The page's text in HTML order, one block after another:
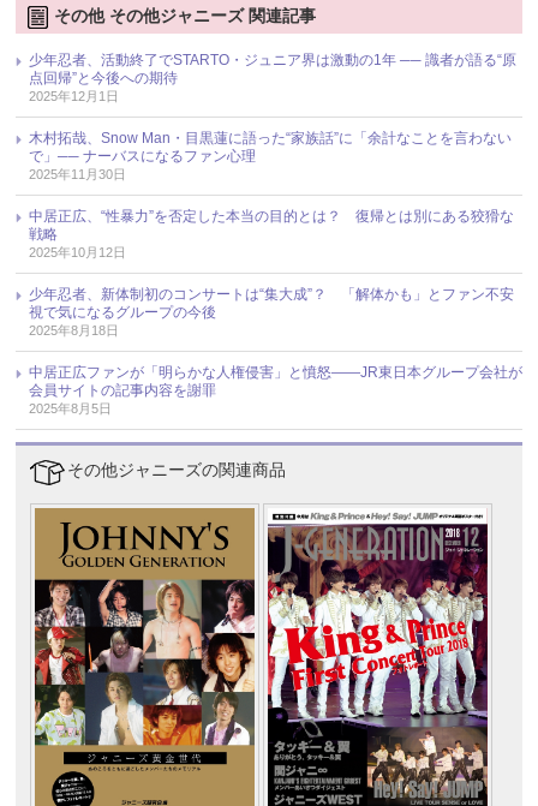
その他 その他ジャニーズ 関連記事
少年忍者、活動終了でSTARTO・ジュニア界は激動の1年 ── 識者が語る“原
点回帰”と今後への期待
2025年12月1日
木村拓哉、Snow Man・目黒蓮に語った“家族話”に「余計なことを言わない
で」── ナーバスになるファン心理
2025年11月30日
中居正広、“性暴力”を否定した本当の目的とは？ 復帰とは別にある狡猾な
戦略
2025年10月12日
少年忍者、新体制初のコンサートは“集大成”？ 「解体かも」とファン不安
視で気になるグループの今後
2025年8月18日
中居正広ファンが「明らかな人権侵害」と憤怒――JR東日本グループ会社が
会員サイトの記事内容を謝罪
2025年8月5日
その他ジャニーズの関連商品